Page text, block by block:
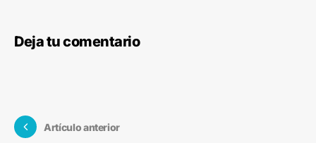
Deja tu comentario
Artículo anterior